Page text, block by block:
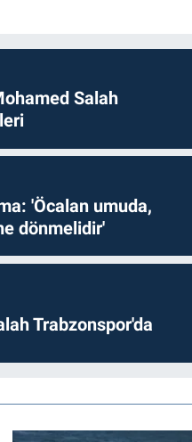
Salah
'Öcalan umuda,
dönmelidir'
Trabzonspor'da